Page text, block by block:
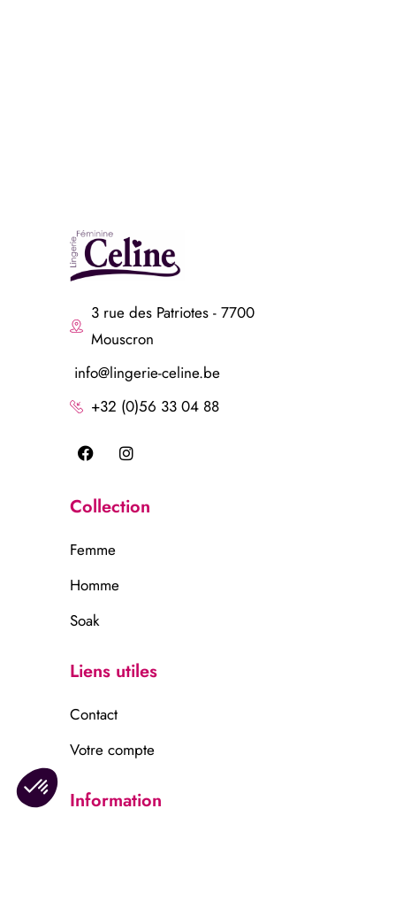
3 rue des Patriotes - 7700
Mouscron
info@lingerie-celine.be
+32 (0)56 33 04 88
Collection
Femme
Homme
Soak
Liens utiles
Contact
Votre compte
Information